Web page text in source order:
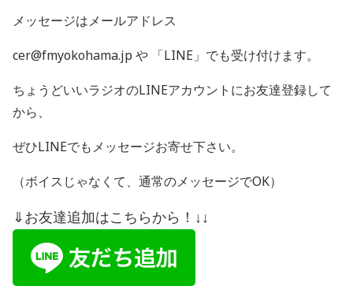
メッセージはメールアドレス
cer@fmyokohama.jp や 「LINE 」でも受け付けます。
ちょうどいいラジオのLINEアカウントにお友達登録して
から、
ぜひLINEでもメッセージお寄せ下さい。
（ボイスじゃなくて、通常のメッセージでOK）
⇓お友達追加はこちらから！↓↓